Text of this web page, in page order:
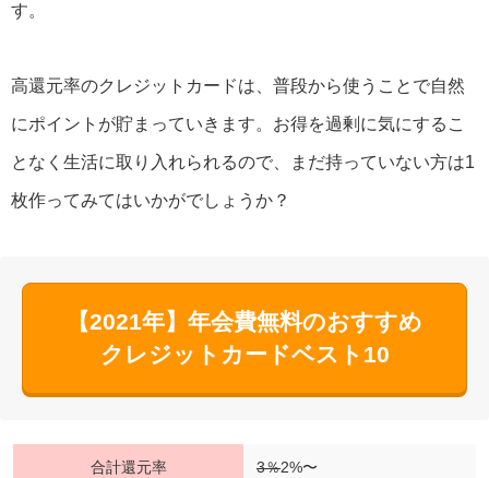
す。
高還元率のクレジットカードは、普段から使うことで自然
にポイントが貯まっていきます。お得を過剰に気にするこ
となく生活に取り入れられるので、まだ持っていない方は1
枚作ってみてはいかがでしょうか？
【2021年】年会費無料のおすすめ
クレジットカードベスト10
合計還元率 3％2%〜